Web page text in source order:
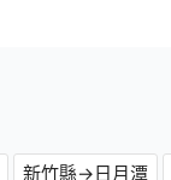
新竹縣→日月潭